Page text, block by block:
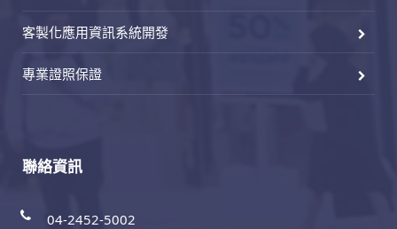
客製化應用資訊系統開發
專業證照保證
聯絡資訊
04-2452-5002